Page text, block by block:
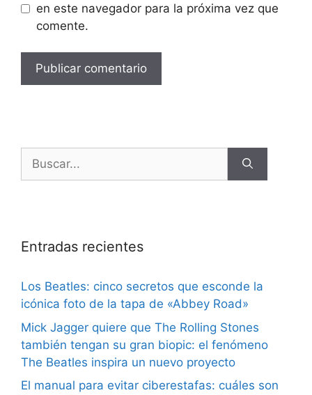
en este navegador para la próxima vez que
comente.
Entradas recientes
Los Beatles: cinco secretos que esconde la
icónica foto de la tapa de «Abbey Road»
Mick Jagger quiere que The Rolling Stones
también tengan su gran biopic: el fenómeno
The Beatles inspira un nuevo proyecto
El manual para evitar ciberestafas: cuáles son